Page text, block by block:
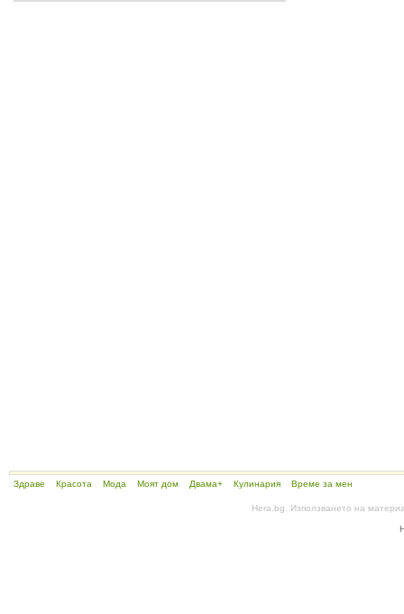
Здраве Красота Мода Моят дом Двама+ Кулинария Време за мен
Hera.bg. Използването на